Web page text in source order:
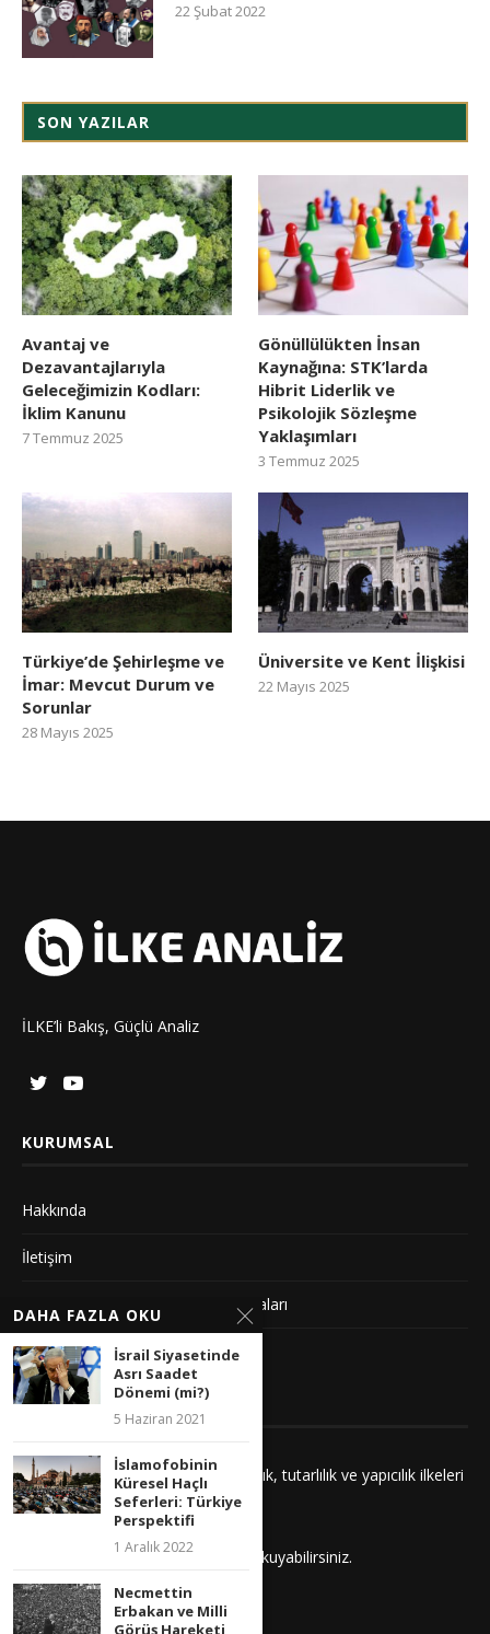
22 Şubat 2022
SON YAZILAR
Avantaj ve
Dezavantajlarıyla
Geleceğimizin Kodları:
İklim Kanunu
7 Temmuz 2025
Gönüllülükten İnsan
Kaynağına: STK’larda
Hibrit Liderlik ve
Psikolojik Sözleşme
Yaklaşımları
3 Temmuz 2025
Türkiye’de Şehirleşme ve
İmar: Mevcut Durum ve
Sorunlar
28 Mayıs 2025
Üniversite ve Kent İlişkisi
22 Mayıs 2025
İLKE’li Bakış, Güçlü Analiz
KURUMSAL
Hakkında
İletişim
Gizlilik Sözleşmesi ve Yayın Politikaları
Künye
YAYIN İLKELERIMIZ
Yayınlarımız adalet, saygı, kuşatıcılık, tutarlılık ve yapıcılık ilkeleri
çerçevesinde hazırlanır.
buradandaha detaylı okuyabilirsiniz.
DAHA FAZLA OKU
İsrail Siyasetinde
Asrı Saadet
Dönemi (mi?)
5 Haziran 2021
İslamofobinin
Küresel Haçlı
Seferleri: Türkiye
Perspektifi
1 Aralık 2022
Necmettin
Erbakan ve Milli
Görüş Hareketi